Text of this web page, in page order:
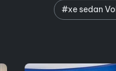
#xe sedan